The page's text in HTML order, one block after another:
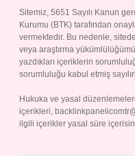
Sitemiz, 5651 Sayılı Kanun
Kurumu (BTK) tarafından
vermektedir. Bu nedenle,
veya araştırma
yazdıkları içeriklerin
sorumluluğu kabul etmiş
Hukuka ve yasal
içerikleri,
ilgili içerikler yasal süre